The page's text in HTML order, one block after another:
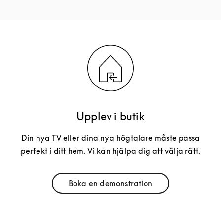
Upplev i butik
Din nya TV eller dina nya högtalare måste passa
perfekt i ditt hem. Vi kan hjälpa dig att välja rätt.
Boka en demonstration
Link Opens in New Tab